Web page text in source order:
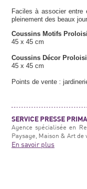
Faciles à associer entre
pleinement des beaux
Coussins Motifs
45 x 45 cm
Coussins Décor
45 x 45 cm
Points de vente :
SERVICE PRESSE
Agence spécialisée en
Paysage, Maison & Art de
En savoir plus